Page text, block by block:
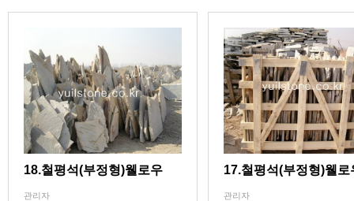
18.철평석(부정형)웰로우
관리자
17.철평석(부정형)웰로
관리자